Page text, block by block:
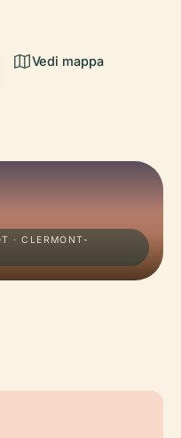
Vedi mappa
· CLERMONT-